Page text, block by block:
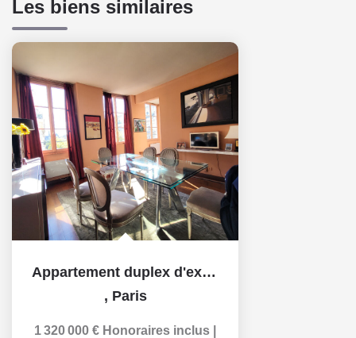
Les biens similaires
Appartement duplex d'exception ? 105 m² secteur Hotel de...
, Paris
1 320 000 € Honoraires inclus